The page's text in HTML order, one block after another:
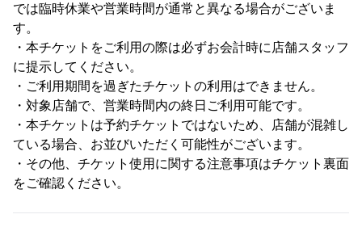
では臨時休業や営業時間が通常と異なる場合がございま
す。
・本チケットをご利用の際は必ずお会計時に店舗スタッフ
に提示してください。
・ご利用期間を過ぎたチケットの利用はできません。
・対象店舗で、営業時間内の終日ご利用可能です。
・本チケットは予約チケットではないため、店舗が混雑し
ている場合、お並びいただく可能性がございます。
・その他、チケット使用に関する注意事項はチケット裏面
をご確認ください。